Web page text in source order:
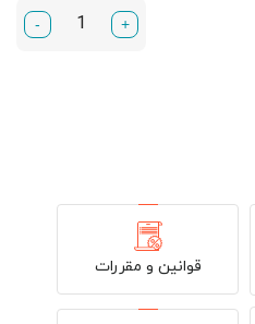
+
-
قوانین و مقررات